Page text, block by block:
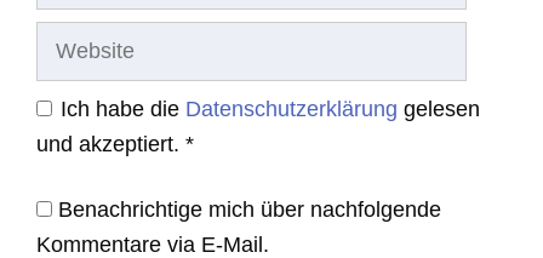
Ich habe die Datenschutzerklärung gelesen
und akzeptiert. *
Benachrichtige mich über nachfolgende
Kommentare via E-Mail.